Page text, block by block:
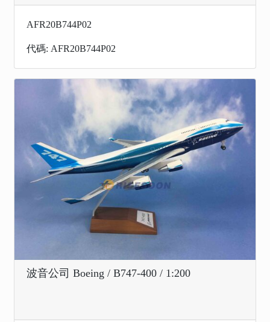
AFR20B744P02
代碼: AFR20B744P02
波音公司 Boeing / B747-400 / 1:200